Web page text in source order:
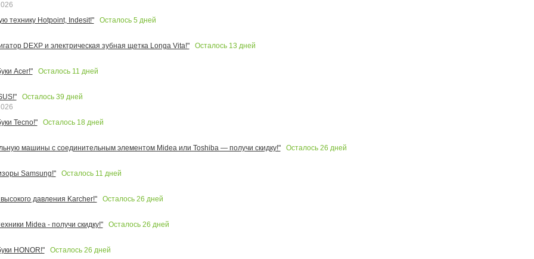
технику Hotpoint, Indesit!"
Осталось 5 дней
DEXP и электрическая зубная щетка Longa Vita!" Осталось 13 дней
Acer!" Осталось 11 дней
Осталось 39 дней
Tecno!"
Осталось 18дней
машины с соединительным элементом Midea или Toshiba — получи скидку!" Осталось 26 дней
Samsung!" Осталось 11 дней
давления Karcher!" Осталось 26 дней
Midea - получи скидку!" Осталось 26 дней
HONOR!" Осталось 26 дней